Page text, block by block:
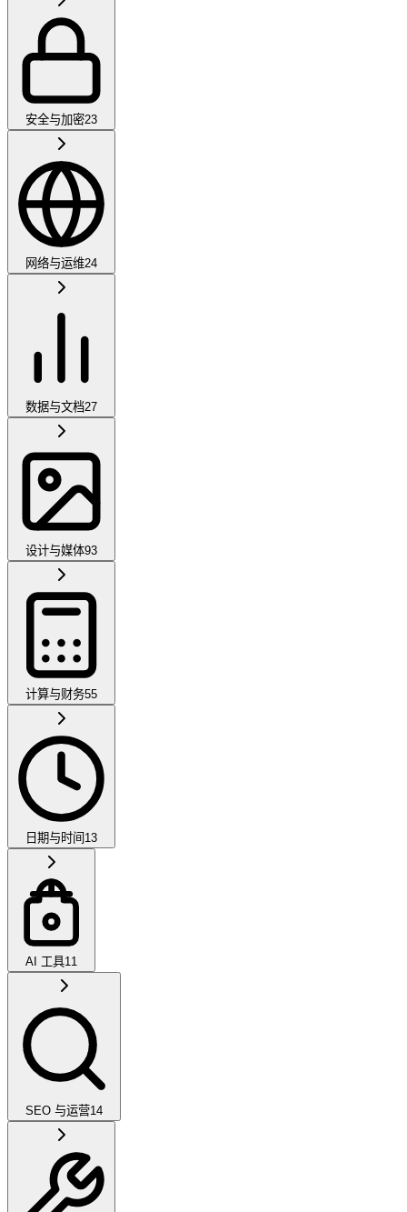
安全与加密23
网络与运维24
数据与文档27
设计与媒体93
计算与财务55
日期与时间 13
AI 工具11
SEO 与运营14